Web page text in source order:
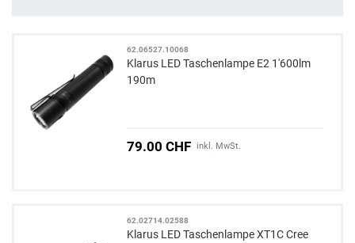
62.06527.10068
Klarus LED Taschenlampe E2 1'600lm
190m
79.00 CHF inkl. MwSt.
62.02714.02588
Klarus LED Taschenlampe XT1C Cree